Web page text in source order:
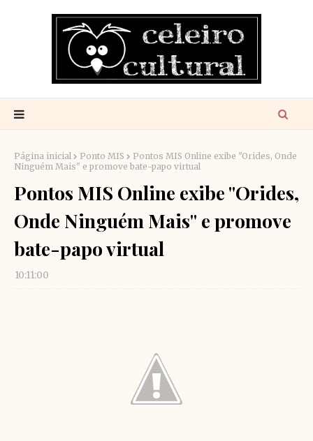
Página inicial Ponto MIS
Pontos MIS Online exibe "Orides, Onde
Ninguém Mais" e promove bate-papo virtual
Pontos MIS Online exibe "Orides,
Onde Ninguém Mais" e promove
bate-papo virtual
10:11:00